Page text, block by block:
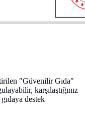
"Güvenilir Gıda"
karşılaştığınız
destek